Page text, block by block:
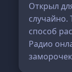
Открыл
случайно.
способ
Радио